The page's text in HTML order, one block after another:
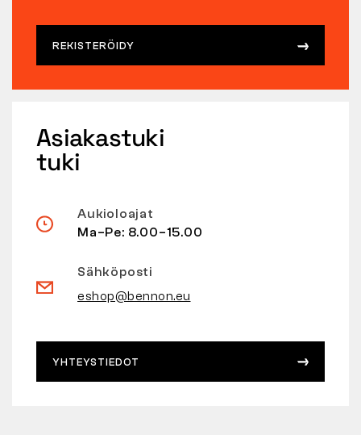
REKISTERÖIDY
Asiakastuki
tuki
Aukioloajat
Ma–Pe: 8.00–15.00
Sähköposti
eshop@bennon.eu
YHTEYSTIEDOT